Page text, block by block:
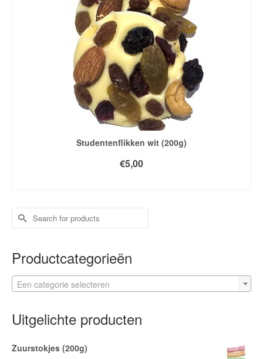
Studentenflikken wit (200g)
€5,00
Search
for:
Productcategorieën
Een categorie selecteren
Uitgelichte producten
Zuurstokjes (200g)